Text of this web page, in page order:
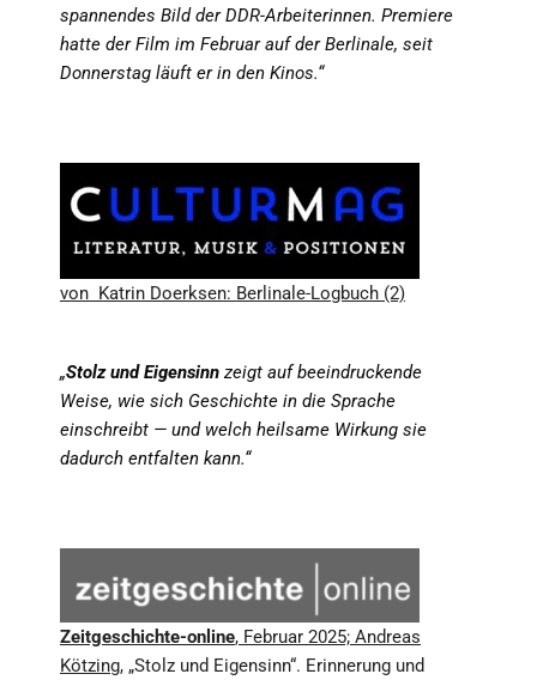
spannendes Bild der DDR-Arbeiterinnen. Premiere
hatte der Film im Februar auf der Berlinale, seit
Donnerstag läuft er in den Kinos.“
von Katrin Doerksen: Berlinale-Logbuch (2)
„Stolz und Eigensinn zeigt auf beeindruckende
Weise, wie sich Geschichte in die Sprache
einschreibt — und welch heilsame Wirkung sie
dadurch entfalten kann.“
Zeitgeschichte-online, Februar 2025; Andreas
Kötzing, „Stolz und Eigensinn“. Erinnerung und